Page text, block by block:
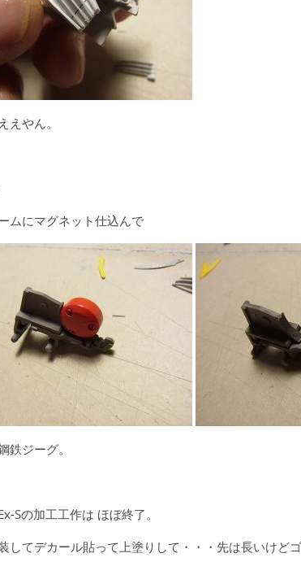
えやん。
ムにマグネット仕込んで
鉄ジーグ。
Sの加工工作は ほぼ終了。
してデカール貼って上塗りして・・・先は長いけどゴ